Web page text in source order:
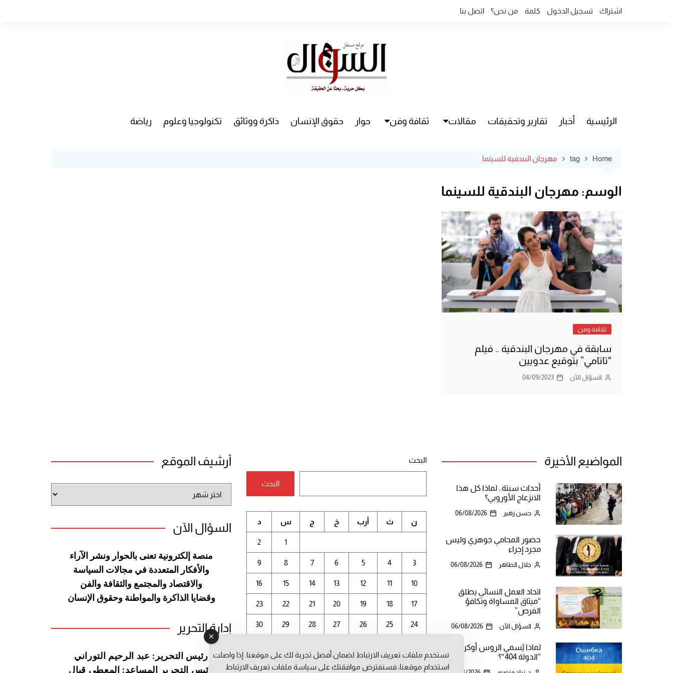
اشتراك تسجيل الدخول كلمة من نحن؟ اتصل بنا
الرئيسية أخبار تقارير وتحقيقات مقالات ثقافة وفن حوار حقوق الإنسان ذاكرة ووثائق تكنولوجيا وعلوم رياضة
Home
tag مهرجان البندقية للسينما
الوسم: مهرجان البندقية للسينما
ثقافة وفن
سابقة في مهرجان البندقية .. فيلم
“تاتامي” بتوقيع عدويين
السؤال الآن 04/09/2023
المواضيع الأخيرة
أحداث سبتة.. لماذا كل هذا
الانزعاج الأوروبي؟
حسن زهير 06/08/2026
حضور المحامي جوهري وليس
مجرد إجراء
جلال الطاهر 06/08/2026
اتحاد العمل النسائي يطلق
“ميثاق المساواة وتكافؤ
الفرص”
السؤال الآن 06/08/2026
لماذا يُسمي الروس أوكرانيا
“الدولة 404″؟
البحث
البحث
أغسطس 2026
ن ث أرب خ ج س د
1
2
3
4
5
6
7
8
9
10
11
12
13
14
15
16
17
18
19
20
21
22
23
24
25
26
27
28
29
30
أرشيف الموقع
الموقع
السؤال الآن
منصة إلكترونية تعنى بالحوار ونشر
الآراء
والأفكار المتعددة في مجالات السياسة
والاقتصاد والمجتمع والثقافة والفن
وقضايا الذاكرة والمواطنة وحقوق الإنسان
إدارة التحرير
رئيس التحرير: عبد الرحيم التوراني
رئيس التحرير المساعد: المعطي قبال
نستخدم ملفات تعريف الارتباط لضمان أفضل تجربة لك على موقعنا. إذا واصلت
استخدام موقعنا، فسنفترض موافقتك على سياسة ملفات تعريف الارتباط